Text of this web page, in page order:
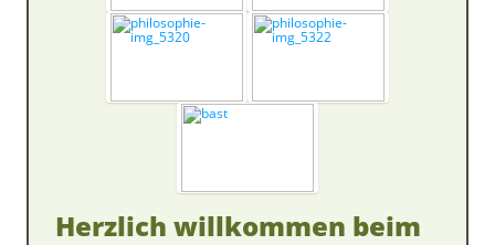
Herzlich willkommen beim